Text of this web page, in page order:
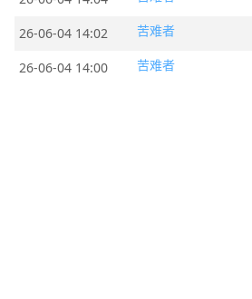
26-06-04 14:02
苦难者
26-06-04 14:00
苦难者